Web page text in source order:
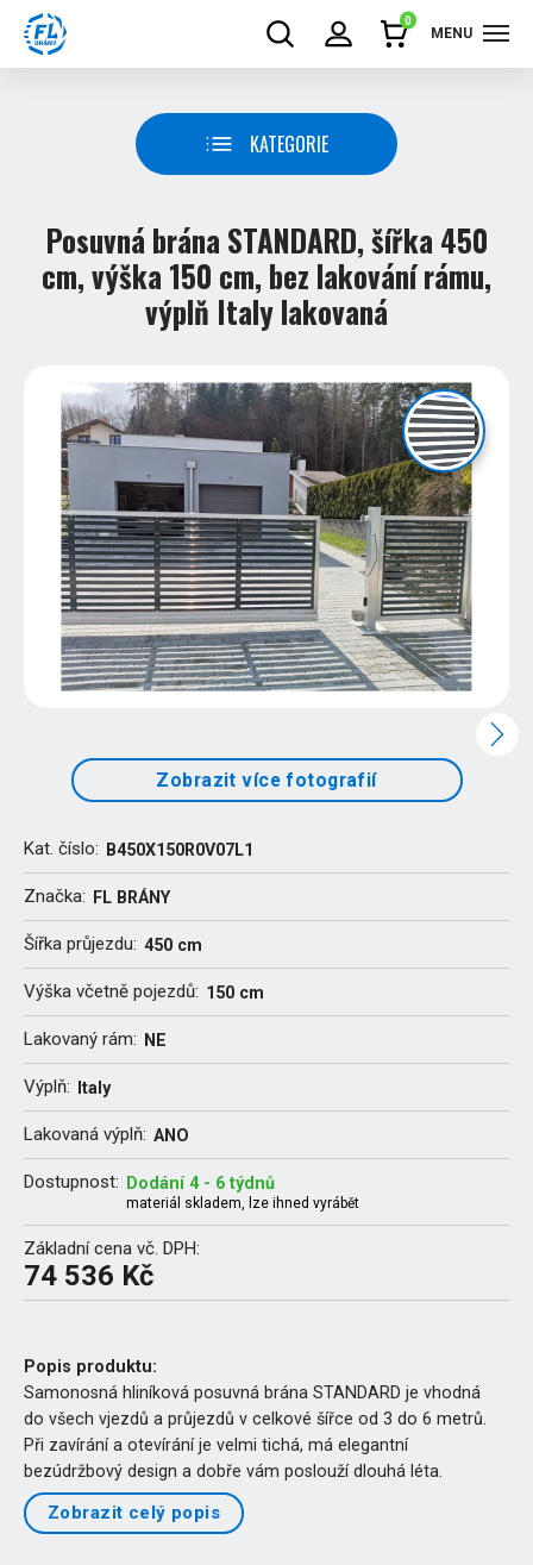
0
MENU
KATEGORIE
Posuvná brána STANDARD, šířka 450
cm, výška 150 cm, bez lakování rámu,
výplň Italy lakovaná
Zobrazit více fotografií
Kat. číslo: B450X150R0V07L1
Značka: FL BRÁNY
Šířka průjezdu: 450 cm
Výška včetně pojezdů: 150 cm
Lakovaný rám: NE
Výplň: Italy
Lakovaná výplň: ANO
Dostupnost: Dodání 4 - 6 týdnů
materiál skladem, lze ihned vyrábět
Základní cena vč. DPH:
74 536 Kč
Popis produktu:
Samonosná hliníková posuvná brána STANDARD je vhodná
do všech vjezdů a průjezdů v celkové šířce od 3 do 6 metrů.
Při zavírání a otevírání je velmi tichá, má elegantní
bezúdržbový design a dobře vám poslouží dlouhá léta.
Zobrazit celý popis